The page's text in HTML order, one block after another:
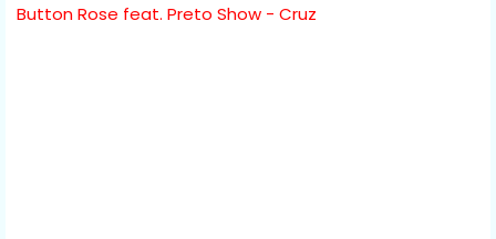
Button Rose feat. Preto Show - Cruz